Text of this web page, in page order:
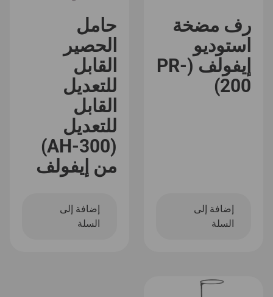
رف مضخة
استوديو
إيفولف (PR-
200)
إضافة إلى
السلة
حامل
الحصير
القابل
للتعديل
القابل
للتعديل
(AH-300)
من إيفولف
إضافة إلى
السلة